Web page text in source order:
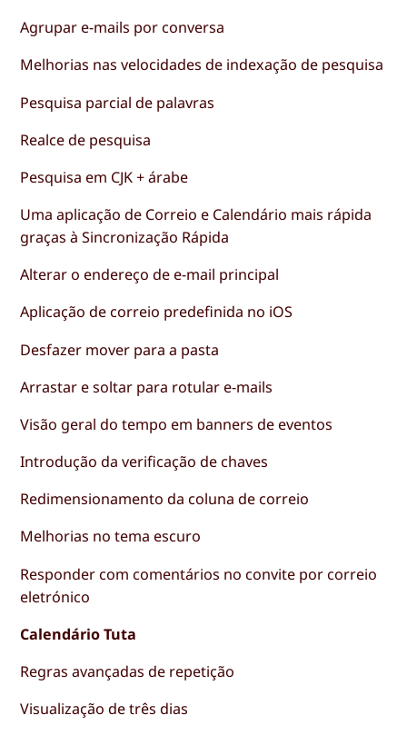
Agrupar e-mails por conversa
Melhorias nas velocidades de indexação de pesquisa
Pesquisa parcial de palavras
Realce de pesquisa
Pesquisa em CJK + árabe
Uma aplicação de Correio e Calendário mais rápida
graças à Sincronização Rápida
Alterar o endereço de e-mail principal
Aplicação de correio predefinida no iOS
Desfazer mover para a pasta
Arrastar e soltar para rotular e-mails
Visão geral do tempo em banners de eventos
Introdução da verificação de chaves
Redimensionamento da coluna de correio
Melhorias no tema escuro
Responder com comentários no convite por correio
eletrónico
Calendário Tuta
Regras avançadas de repetição
Visualização de três dias